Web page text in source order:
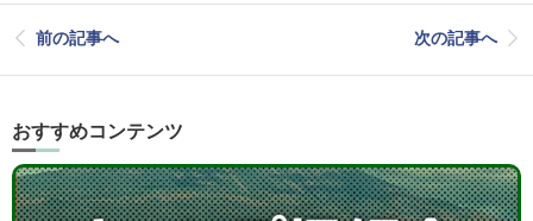
前の記事へ 次の記事へ
おすすめコンテンツ